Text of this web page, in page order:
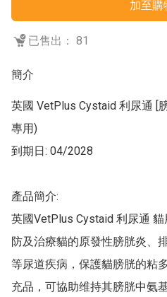
加至購
已售出： 81
簡介
英國 VetPlus Cystaid 利尿通 [
專用)
到期日: 04/2028
產品簡介:
英國VetPlus Cystaid 利尿通
防及治療貓的原發性膀胱炎、
等尿道疾病，保護貓膀胱的粘
充品，可協助维持其膀胱中氨